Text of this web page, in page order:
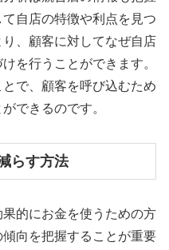
自店の特徴や利点を見つ
、顧客に対してなぜ自店
を行うことができます。
で、顧客を呼び込むため
できるのです。
らす方法
的にお金を使うための方
向を把握することが重要